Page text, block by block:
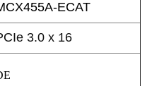
ECAT
3.0 x 16